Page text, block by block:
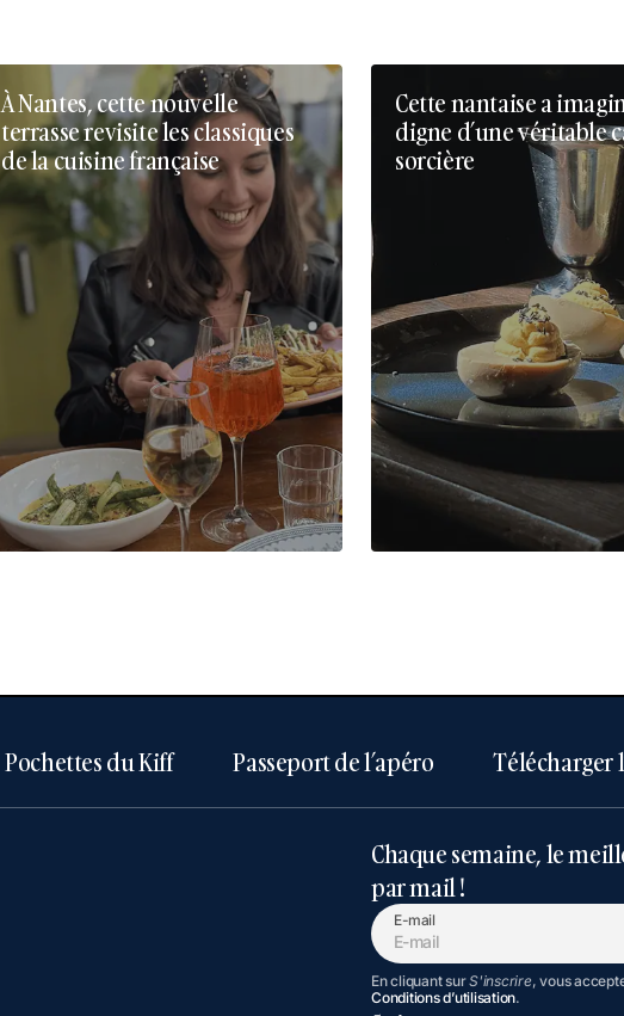
À Nantes, cette nouvelle
terrasse revisite les classiques
de la cuisine française
Cette nantaise a
digne d’une véritable
sorcière
Pochettes du Kiff Passeport de l’apéro Télécharger
Chaque semaine, le
par mail !
E-mail
En cliquant surS'inscrire, vous
Conditions d’utilisation.